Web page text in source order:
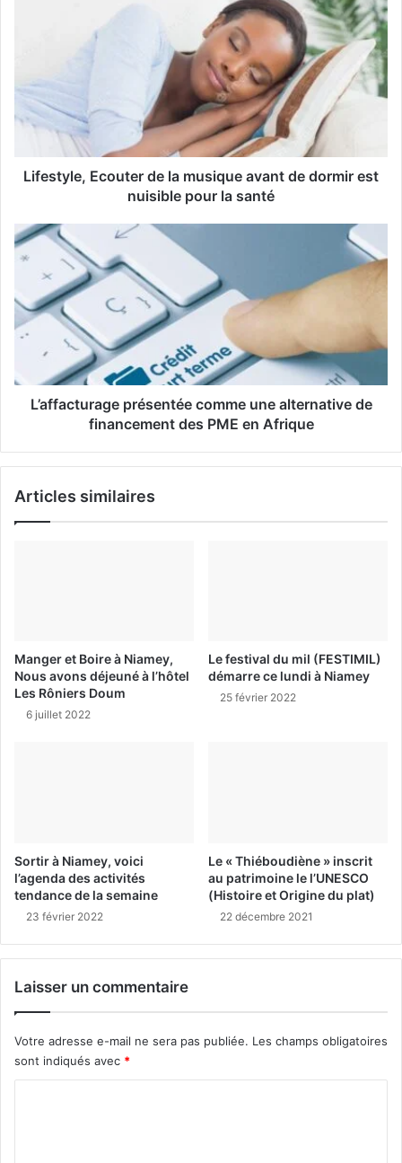
r
m
a
Lifestyle, Ecouter de la musique avant de dormir est
nuisible pour la santé
L’affacturage présentée comme une alternative de
financement des PME en Afrique
Articles similaires
Manger et Boire à Niamey,
Nous avons déjeuné à l’hôtel
Les Rôniers Doum
6 juillet 2022
Le festival du mil (FESTIMIL)
démarre ce lundi à Niamey
25 février 2022
Sortir à Niamey, voici
l’agenda des activités
tendance de la semaine
23 février 2022
Le « Thiéboudiène » inscrit
au patrimoine le l’UNESCO
(Histoire et Origine du plat)
22 décembre 2021
Laisser un commentaire
Votre adresse e-mail ne sera pas publiée. Les champs obligatoires
sont indiqués avec *